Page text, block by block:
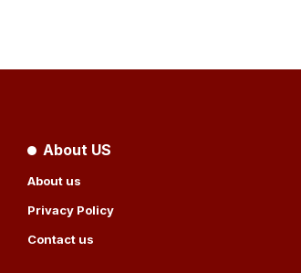
About US
About us
Privacy Policy
Contact us